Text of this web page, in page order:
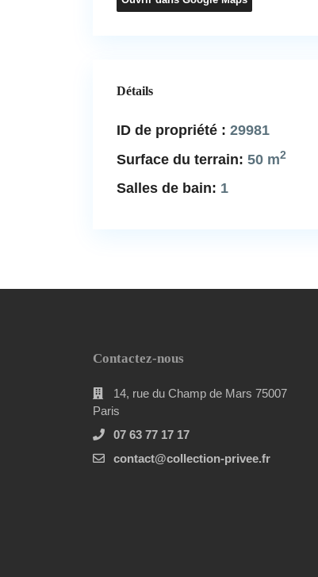
Détails
ID de propriété : 29981
Surface du terrain: 50 m2
Salles de bain: 1
Contactez-nous
14, rue du Champ de Mars 75007
Paris
07 63 77 17 17
contact@collection-privee.fr